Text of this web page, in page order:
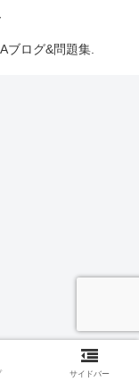
ブログ&問題集.
サイドバー